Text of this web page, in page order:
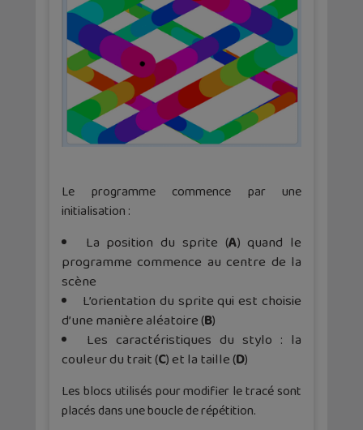
Le programme commence par une
initialisation :
La position du sprite (A) quand le
programme commence au centre de la
scène
L’orientation du sprite qui est choisie
d’une manière aléatoire (B)
Les caractéristiques du stylo : la
couleur du trait (C) et la taille (D)
Les blocs utilisés pour modifier le tracé sont
placés dans une boucle de répétition.